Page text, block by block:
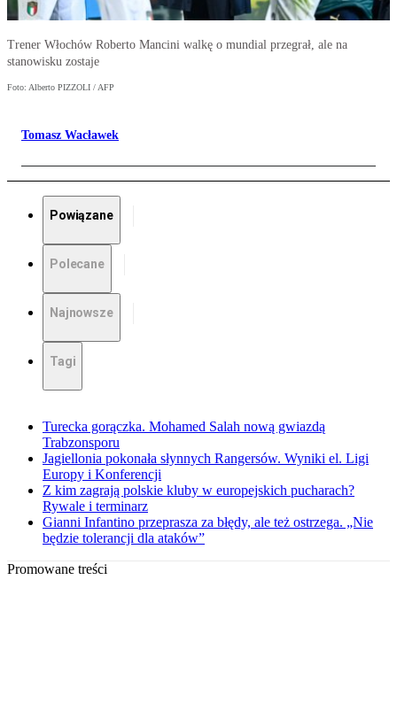
Trener Włochów Roberto Mancini walkę o mundial przegrał, ale na
stanowisku zostaje
Foto: Alberto PIZZOLI / AFP
Tomasz Wacławek
Powiązane
Polecane
Najnowsze
Tagi
Turecka gorączka. Mohamed Salah nową gwiazdą
Trabzonsporu
Jagiellonia pokonała słynnych Rangersów. Wyniki el. Ligi
Europy i Konferencji
Z kim zagrają polskie kluby w europejskich pucharach?
Rywale i terminarz
Gianni Infantino przeprasza za błędy, ale też ostrzega. „Nie
będzie tolerancji dla ataków”
Promowane treści